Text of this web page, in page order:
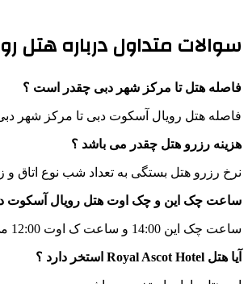
سوالات متداول درباره هتل
فاصله هتل تا مرکز شهر دبی چقدر است ؟
فاصله هتل رویال آسکوت دبی تا مرکز شهر دبی 5 کیلومتر می
هزینه رزرو هتل چقدر می باشد ؟
نرخ رزرو هتل بستگی به تعداد شب نوع اتاق و
ساعت چک این و چک اوت هتل رویال آسکوت
ساعت چک این 14:00 و ساعت ک اوت 12:00 می باشد .
آیا هتل Royal Ascot Hotel استخر دارد ؟